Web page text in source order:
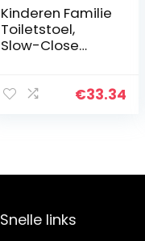
Kinderen Familie
Toiletstoel,
Slow-Close
voor Reiniging –
€33.34
Snelle links